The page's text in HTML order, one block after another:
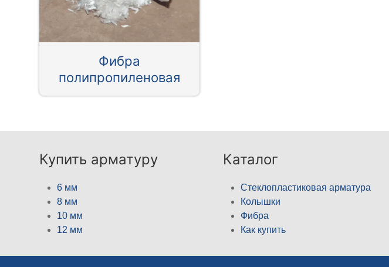
Фибра
полипропиленовая
Купить арматуру
6 мм
8 мм
10 мм
12 мм
Каталог
Стеклопластиковая арматура
Колышки
Фибра
Как купить